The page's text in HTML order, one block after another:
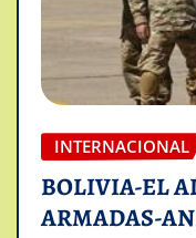
INTERNACIONAL
BOLIVIA-EL
ARMADAS-